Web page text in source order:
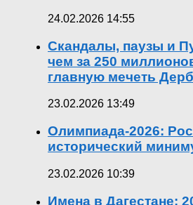
24.02.2026 14:55
Скандалы, паузы и
чем за 250
главную мечеть
23.02.2026 13:49
Олимпиада-2026:
исторический
23.02.2026 10:39
Имена в Дагестане: